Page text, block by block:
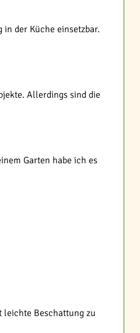
der Küche einsetzbar.
Allerdings sind die
Garten habe ich es
leichte Beschattung zu